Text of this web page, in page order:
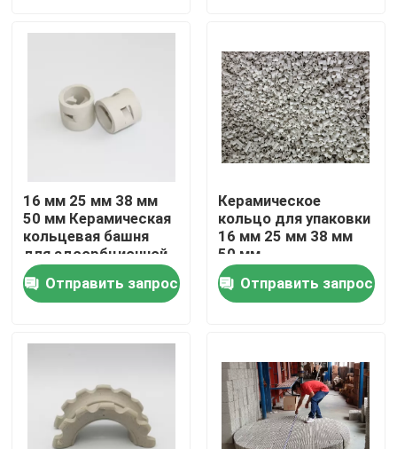
О нас
Контроль качества
Свяжитесь с нами
Молекулярное сито ПСА
Молекулярный сито зеолит
16 мм 25 мм 38 мм
50 мм Керамическая
кольцевая башня
для адсорбционной
колонны
Отправить запрос
Керамическое
кольцо для упаковки
16 мм 25 мм 38 мм
50 мм
Отправить запрос